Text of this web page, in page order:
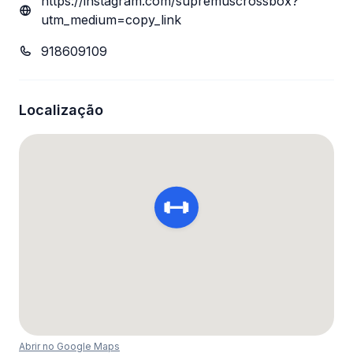
utm_medium=copy_link
918609109
Localização
Abrir no Google Maps